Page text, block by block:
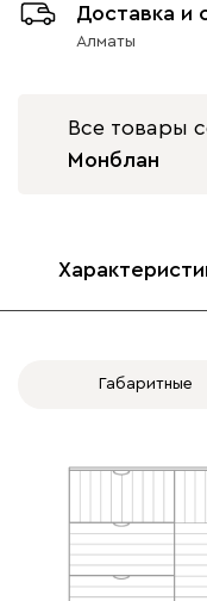
с доводчиками
с доводчиками
Доставка и
Алматы
Все товары
Монблан
Габаритные